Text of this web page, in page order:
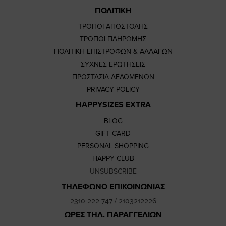
ΠΟΛΙΤΙΚΗ
ΤΡΟΠΟΙ ΑΠΟΣΤΟΛΗΣ
ΤΡΟΠΟΙ ΠΛΗΡΩΜΗΣ
ΠΟΛΙΤΙΚΗ ΕΠΙΣΤΡΟΦΩΝ & ΑΛΛΑΓΩΝ
ΣΥΧΝΕΣ ΕΡΩΤΗΣΕΙΣ
ΠΡΟΣΤΑΣΙΑ ΔΕΔΟΜΕΝΩΝ
PRIVACY POLICY
HAPPYSIZES EXTRA
BLOG
GIFT CARD
PERSONAL SHOPPING
HAPPY CLUB
UNSUBSCRIBE
ΤΗΛΕΦΩΝΟ ΕΠΙΚΟΙΝΩΝΙΑΣ
2310 222 747/ 2103212226
ΩΡΕΣ ΤΗΛ. ΠΑΡΑΓΓΕΛΙΩΝ